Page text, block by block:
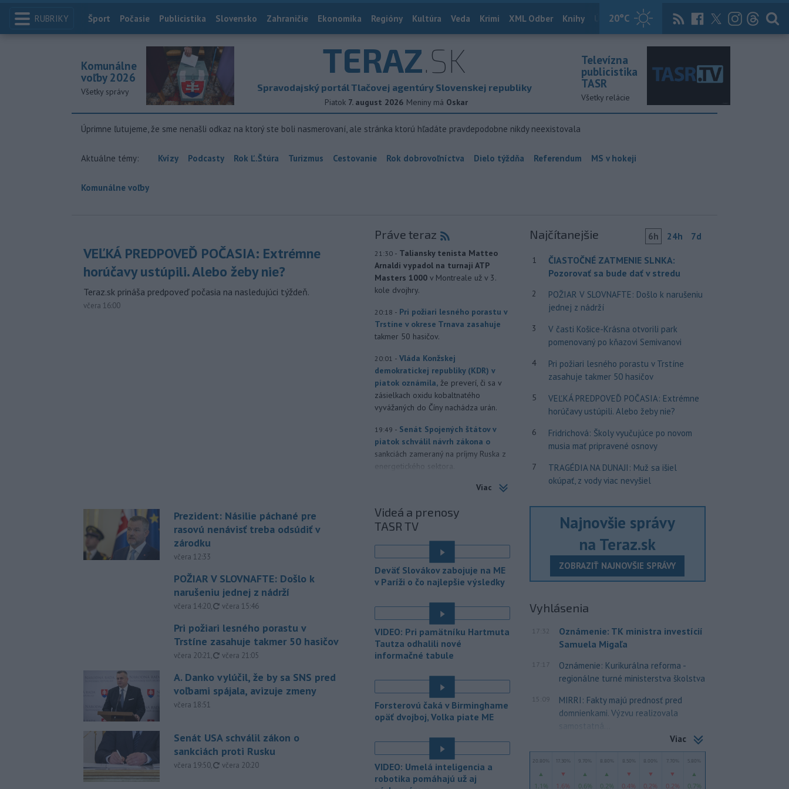
RUBRIKY 20°C
Index
Šport Počasie Publicistika Slovensko Zahraničie Ekonomika Regióny Kultúra Veda Krimi XML Odber Knihy Útulkovo Magazín News Now Archív
TERAZ.SK
Spravodajský portál Tlačovej agentúry Slovenskej republiky
Piatok 7. august 2026 Meniny má Oskar
Komunálne
voľby 2026
Všetky správy
Televízna
publicistika
TASR
Všetky relácie
Úprimne ľutujeme, že sme nenašli odkaz na ktorý ste boli nasmerovaní, ale stránka ktorú hľadáte pravdepodobne nikdy neexistovala
Aktuálne témy: Kvízy Podcasty Rok Ľ.Štúra Turizmus Cestovanie Rok dobrovoľníctva Dielo týždňa Referendum MS v hokeji
Komunálne voľby
VEĽKÁ PREDPOVEĎ POČASIA: Extrémne
horúčavy ustúpili. Alebo žeby nie?
Teraz.sk prináša predpoveď počasia na nasledujúci týždeň.
včera 16:00
Prezident: Násilie páchané pre
rasovú nenávisť treba odsúdiť v
zárodku
včera 12:33
POŽIAR V SLOVNAFTE: Došlo k
narušeniu jednej z nádrží
včera 14:20, aktualizované
včera 15:46
Pri požiari lesného porastu v
Trstíne zasahuje takmer 50 hasičov
včera 20:21, aktualizované
včera 21:05
A. Danko vylúčil, že by sa SNS pred
voľbami spájala, avizuje zmeny
včera 18:51
Senát USA schválil zákon o
sankciách proti Rusku
včera 19:50, aktualizované
včera 20:20
Práve teraz
21:30 - Taliansky tenista Matteo
Arnaldi vypadol na turnaji ATP
Masters 1000 v Montreale už v 3.
kole dvojhry.
20:18 - Pri požiari lesného porastu v
Trstíne v okrese Trnava zasahuje
takmer 50 hasičov.
20:01 - Vláda Konžskej
demokratickej republiky (KDR) v
piatok oznámila, že preverí, či sa v
zásielkach oxidu kobaltnatého
vyvážaných do Číny nachádza urán.
19:49 - Senát Spojených štátov v
piatok schválil návrh zákona o
sankciách zameraný na príjmy Ruska z
energetického sektora.
Slovenská polícia prispela k
ktorý sa podarilo ukončiť
právoplatným odsúdením páchateľa v
15:21 - Piatkový požiar v
bratislavskej rafinérii Slovnaft je
pod kontrolou.Príčina jeho vzniku
TASR to potvrdil hovorca rafinérie
Anton Molnár.
15:17 - Ministerstvo kultúry (MK) SR
upraví verziu opatrenia o
pôsobnosti rezortu.
14:17 -
V bratislavskej rafinérii
Slovnaft horí uskladnený ropný
produkt.
TASR o tom informovala
rafinéria s tým, že obyvateľom nehrozí
13:50 - Jedným zo zdravotných rizík
na festivale môže byť vyššia
Viac
Videá a prenosy
TASR TV
Deväť Slovákov zabojuje na ME
v Paríži o čo najlepšie výsledky
VIDEO: Pri pamätníku Hartmuta
Tautza odhalili nové
informačné tabule
Forsterovú čaká v Birminghame
opäť dvojboj, Volka piate ME
VIDEO: Umelá inteligencia a
robotika pomáhajú už aj
Najčítanejšie 6h 24h 7d
1
ČIASTOČNÉ ZATMENIE SLNKA:
Pozorovať sa bude dať v stredu
2
POŽIAR V SLOVNAFTE: Došlo k narušeniu
jednej z nádrží
3
V časti Košice-Krásna otvorili park
pomenovaný po kňazovi Semivanovi
4
Pri požiari lesného porastu v Trstíne
zasahuje takmer 50 hasičov
5
VEĽKÁ PREDPOVEĎ POČASIA: Extrémne
horúčavy ustúpili. Alebo žeby nie?
6
Fridrichová: Školy vyučujúce po novom
musia mať pripravené osnovy
7
TRAGÉDIA NA DUNAJI: Muž sa išiel
okúpať, z vody viac nevyšiel
Najnovšie správy
na Teraz.sk
ZOBRAZIŤ NAJNOVŠIE SPRÁVY
Vyhlásenia
17:32
Oznámenie: TK ministra investícií
Samuela Migaľa
17:17
Oznámenie: Kurikurálna reforma -
regionálne turné ministerstva školstva
15:09
MIRRI: Fakty majú prednosť pred
domnienkami. Výzvu realizovala
samostatná...
Viac